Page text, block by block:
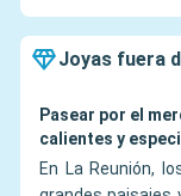
Joyas fuera
Pasear por el
calientes y
En La Reunión,